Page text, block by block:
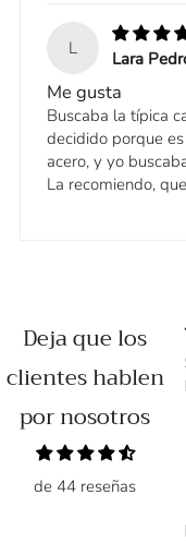
L
Lara
Me gusta
Buscaba la típica
decidido porque
acero, y yo
La recomiendo,
Deja que los
clientes hablen
por nosotros
de 44 reseñas
que tardó en llegar